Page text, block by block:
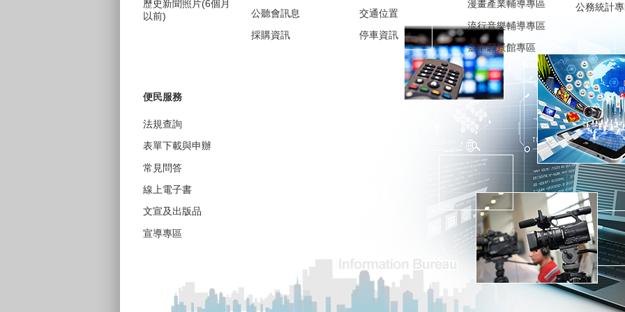
歷史新聞照片(6個月
以前)
公聽會訊息
採購資訊
交通位置
停車資訊
漫畫產業輔導專區
流行音樂輔導專區
臺中願景館專區
公務統計
便民服務
法規查詢
表單下載與申辦
常見問答
線上電子書
文宣及出版品
宣導專區